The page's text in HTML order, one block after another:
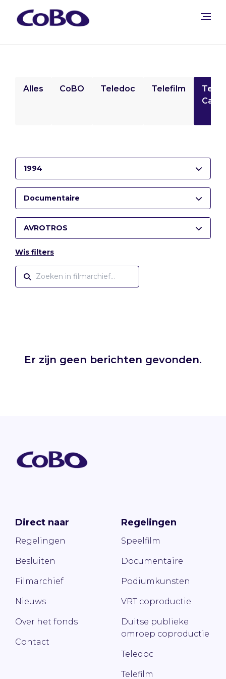
Alles CoBO Teledoc Telefilm
1994
Documentaire
AVROTROS
Wis filters
Er zijn geen berichten gevonden.
Direct naar
Regelingen
Besluiten
Filmarchief
Nieuws
Over het fonds
Contact
Regelingen
Speelfilm
Documentaire
Podiumkunsten
VRT coproductie
Duitse publieke
omroep coproductie
Teledoc
Telefilm